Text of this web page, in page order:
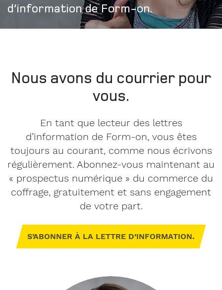
d’information de Form-on.
Nous avons du courrier pour
vous.
En tant que lecteur des lettres
d’information de Form-on, vous êtes
toujours au courant, comme nous écrivons
régulièrement. Abonnez-vous maintenant au
« prospectus numérique » du commerce du
coffrage, gratuitement et sans engagement
de votre part.
S’ABONNER À LA LETTRE D’INFORMATION.